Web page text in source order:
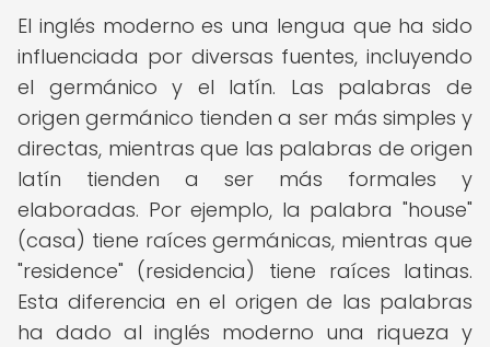
El inglés moderno es una lengua que ha sido
influenciada por diversas fuentes, incluyendo
el germánico y el latín. Las palabras de
origen germánico tienden a ser más simples y
directas, mientras que las palabras de origen
latín tienden a ser más formales y
elaboradas. Por ejemplo, la palabra "house"
(casa) tiene raíces germánicas, mientras que
"residence" (residencia) tiene raíces latinas.
Esta diferencia en el origen de las palabras
ha dado al inglés moderno una riqueza y